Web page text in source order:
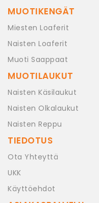
MUOTIKENGÄT
Miesten Loaferit
Naisten Loaferit
Muoti Saappaat
MUOTILAUKUT
Naisten Käsilaukut
Naisten Olkalaukut
Naisten Reppu
TIEDOTUS
Ota Yhteyttä
UKK
Käyttöehdot